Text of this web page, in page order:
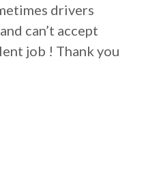
drivers
can’t accept
job ! Thank you